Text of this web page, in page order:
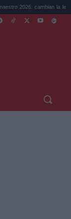
la legislación...